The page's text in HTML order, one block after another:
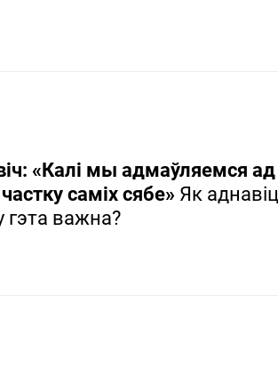
«Калі мы адмаўляемся
саміх сябе» Як
гэта важна?